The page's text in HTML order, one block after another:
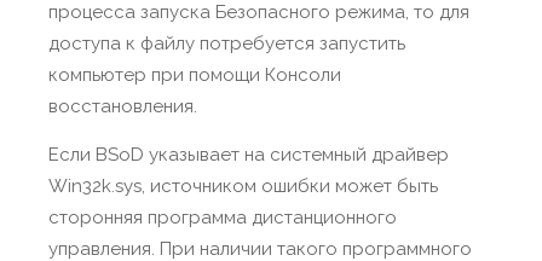
процесса запуска Безопасного режима, то для
доступа к файлу потребуется запустить
компьютер при помощи Консоли
восстановления.
Если BSoD указывает на системный драйвер
Win32k.sys, источником ошибки может быть
сторонняя программа дистанционного
управления. При наличии такого программного